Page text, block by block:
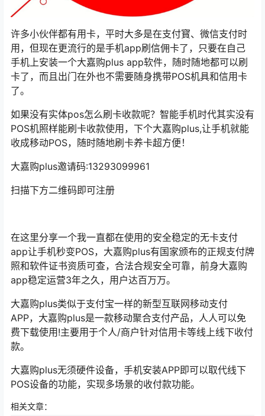
许多小伙伴都有用卡，平时大多是在支付寳、微信支付时
用，但现在更流行的是手机app刷信佣卡了，只要在自己
手机上安装一个大嘉购plus app软件，随时随地都可以刷
卡了，而且出门在外也不需要随身携带POS机具和信用卡
了。
如果没有实体pos怎么刷卡收款呢？智能手机时代其实没有
POS机照样能刷卡收款使用，下个大嘉购plus,让手机就能
收成移动POS，随时随地刷卡养卡超方便！
大嘉购plus邀请码:13293099961
扫描下方二维码即可注册
在这里分享一个我一直都在使用的安全稳定的无卡支付
app让手机秒变POS，大嘉购plus有国家颁布的正规支付牌
照和软件证书资质可查，合法合规安全可靠，前身大嘉购
app稳定运营3年之久，用户达百万万。
大嘉购plus类似于支付宝一样的新型互联网移动支付
APP，大嘉购plus是一款移动聚合支付产品，人人可以免
费下载使用!主要用于个人/商户针对信用卡等线上线下收付
款。
大嘉购plus无须硬件设备，手机安装APP即可以取代线下
POS设备的功能，实现多场景的收付款功能。
相关文章：